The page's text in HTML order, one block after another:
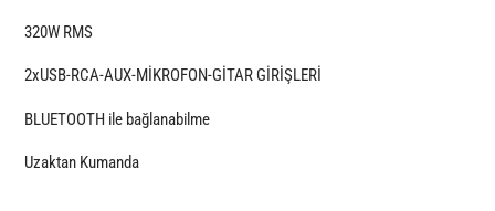
320W RMS
2xUSB-RCA-AUX-MİKROFON-GİTAR GİRİŞLERİ
BLUETOOTH ile bağlanabilme
Uzaktan Kumanda